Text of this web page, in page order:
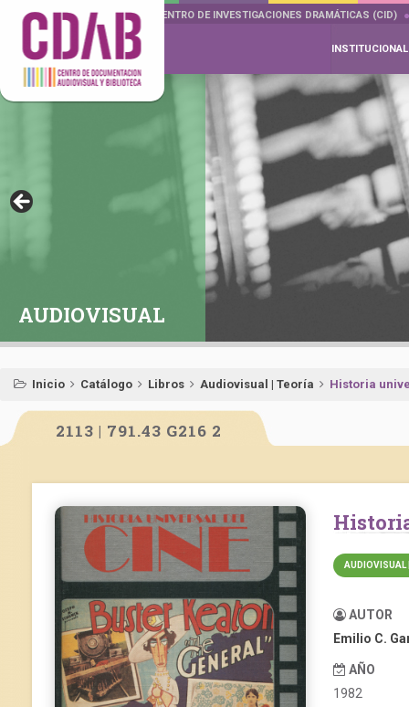
DOCUMENTA DRAMÁTICAS CENTRO DE INVESTIGACIONES DRAMÁTICAS (CID)
INSTITUCIONAL
AUDIOVISUAL
Inicio Catálogo Libros Audiovisual | Teoría Historia
2113 | 791.43 G216 2
AUDIOVISUAL
AUTOR
Emilio C.
AÑO
1982